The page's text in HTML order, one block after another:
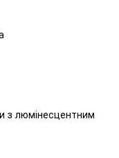
з люмінесцентним